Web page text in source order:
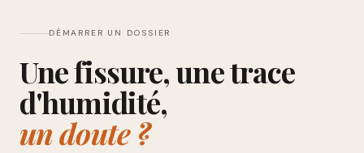
DÉMARRER UN DOSSIER
Une fissure, une trace
d'humidité,
un doute ?